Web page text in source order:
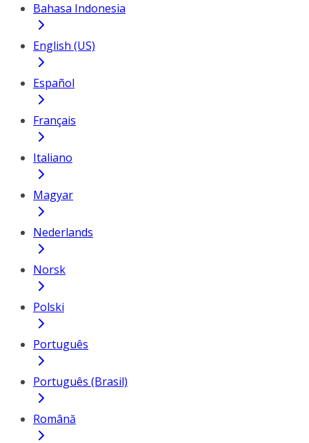
Bahasa Indonesia
English (US)
Español
Français
Italiano
Magyar
Nederlands
Norsk
Polski
Português
Português (Brasil)
Română